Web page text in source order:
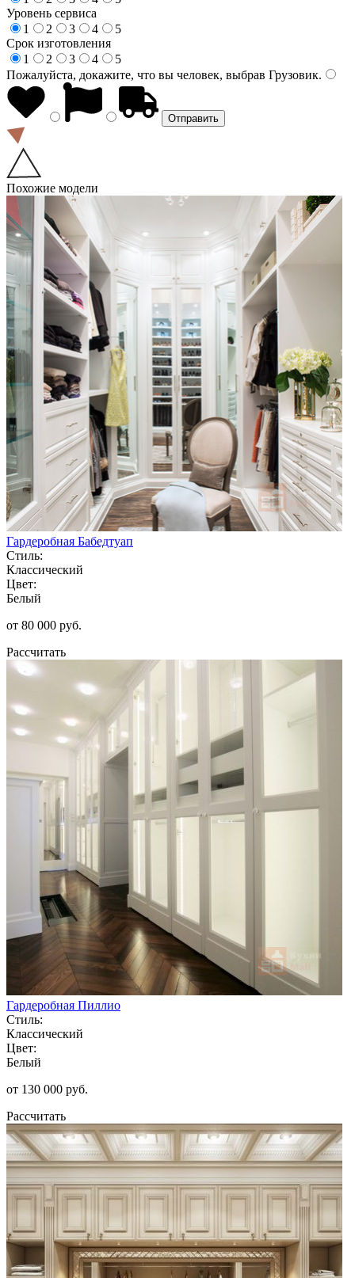
Уровень сервиса
1
2 3 4
5
Срок изготовления
1
2 3 4
5
Пожалуйста, докажите, что вы человек, выбрав Грузовик.
Похожие модели
Гардеробная Бабедтуап
Стиль:
Классический
Цвет:
Белый
от 80 000 руб.
Рассчитать
Гардеробная Пиллио
Стиль:
Классический
Цвет:
Белый
от 130 000 руб.
Рассчитать